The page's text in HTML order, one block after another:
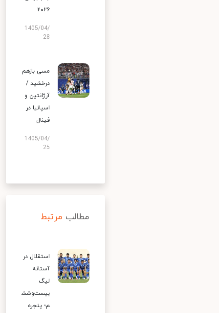
۲۰۲۶
1405/04/
28
مسی بازهم
درخشید /
آرژانتین و
اسپانیا در
فینال
1405/04/
25
مطالب مرتبط
استقلال در
آستانه
لیگ
بیست‌وشش
م؛ پنجره